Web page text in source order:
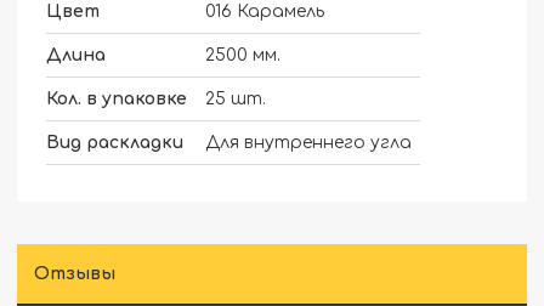
Цвет 016 Карамель
Длина 2500 мм.
Кол. в упаковке 25 шт.
Вид раскладки Для внутреннего угла
Отзывы